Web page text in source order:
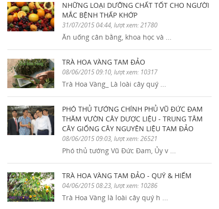
NHỮNG LOẠI DƯỠNG CHẤT TỐT CHO NGƯỜI
MẮC BỆNH THẤP KHỚP
31/07/2015 04:44, lượt xem: 21780
Ăn uống cân bằng, khoa học và ...
TRÀ HOA VÀNG TAM ĐẢO
08/06/2015 09:10, lượt xem: 10317
Trà Hoa Vàng_ Là loài cây quý ...
PHÓ THỦ TƯỚNG CHÍNH PHỦ VŨ ĐỨC ĐAM
THĂM VƯỜN CÂY DƯỢC LIỆU - TRUNG TÂM
CÂY GIỐNG CÂY NGUYÊN LIỆU TAM ĐẢO
08/06/2015 09:03, lượt xem: 26521
Phó thủ tướng Vũ Đức Đam, Ủy v ...
TRÀ HOA VÀNG TAM ĐẢO - QUÝ & HIẾM
04/06/2015 08:23, lượt xem: 10286
Trà Hoa Vàng là loài cây quý h ...